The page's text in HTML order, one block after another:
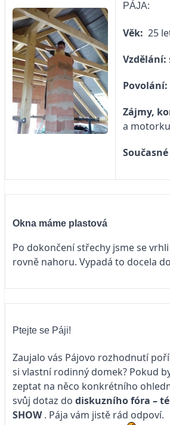
PÁJA:
Věk: 25
Vzdělání:
Povolání:
Zájmy,
a
Okna máme plastová
Po dokončení střechy jsme se
rovně nahoru. Vypadá to docela
Ptejte se Páji!
Zaujalo vás Pájovo rozhodnutí
si vlastní rodinný domek? Pokud
zeptat na něco konkrétního
svůj dotaz do diskuzního fóra –
SHOW. Pája vám jistě rád odpoví.